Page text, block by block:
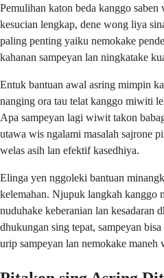
Pemulihan katon beda kanggo
kesucian lengkap, dene wong liya
paling penting yaiku nemokake
kahanan sampeyan lan ningkatake
Entuk bantuan awal asring mimpin
nanging ora tau telat kanggo miwiti
Apa sampeyan lagi wiwit takon
utawa wis ngalami masalah sajrone
welas asih lan efektif kasedhiya.
Elinga yen nggoleki bantuan
kelemahan. Njupuk langkah kanggo
nuduhake keberanian lan kesadaran
dhukungan sing tepat, sampeyan
urip sampeyan lan nemokake maneh